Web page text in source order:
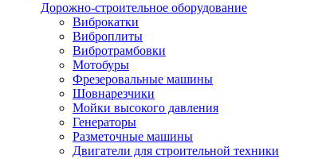
Дорожно-строительное оборудование
Виброкатки
Виброплиты
Вибротрамбовки
Мотобуры
Фрезеровальные машины
Шовнарезчики
Мойки высокого давления
Генераторы
Разметочные машины
Двигатели для строительной техники